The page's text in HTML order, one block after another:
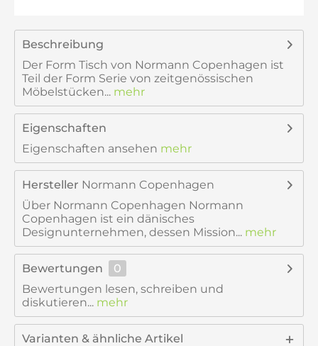
Beschreibung
Der Form Tisch von Normann Copenhagen ist
Teil der Form Serie von zeitgenössischen
Möbelstücken... mehr
Eigenschaften
Eigenschaften ansehen mehr
Hersteller Normann Copenhagen
Über Normann Copenhagen Normann
Copenhagen ist ein dänisches
Designunternehmen, dessen Mission... mehr
Bewertungen
0
Bewertungen lesen, schreiben und
diskutieren... mehr
Varianten & ähnliche Artikel